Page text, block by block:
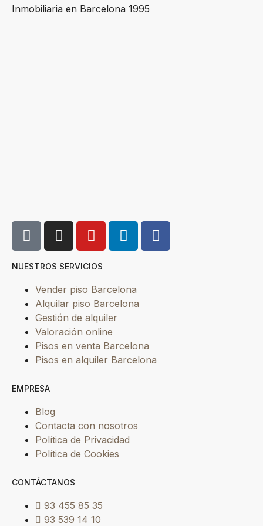
Inmobiliaria en Barcelona 1995
NUESTROS SERVICIOS
Vender piso Barcelona
Alquilar piso Barcelona
Gestión de alquiler
Valoración online
Pisos en venta Barcelona
Pisos en alquiler Barcelona
EMPRESA
Blog
Contacta con nosotros
Política de Privacidad
Política de Cookies
CONTÁCTANOS
93 455 85 35
93 539 14 10